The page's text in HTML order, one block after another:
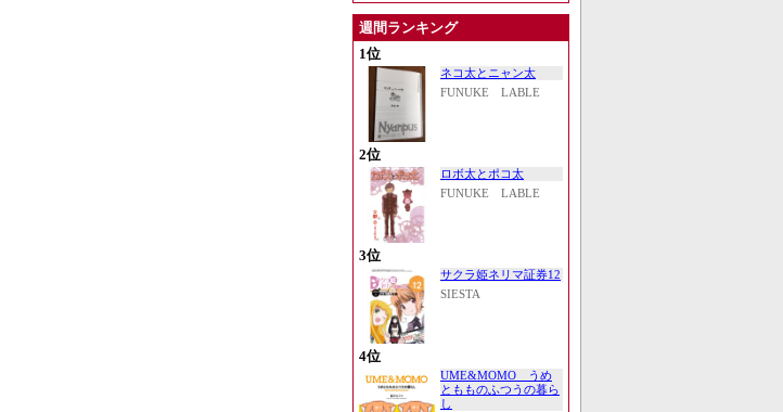
週間ランキング
1位
ネコ太とニャン太
FUNUKE LABLE
2位
ロボ太とポコ太
FUNUKE LABLE
3位
サクラ姫ネリマ証券12
SIESTA
4位
UME&MOMO うめ
ともものふつうの暮ら
し